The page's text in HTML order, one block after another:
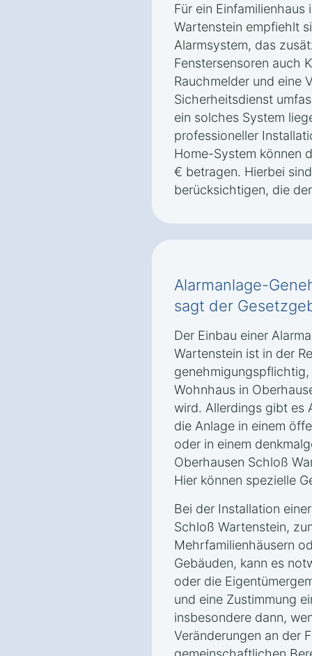
Für ein
Wartenstein empfiehlt
Alarmsystem, das
Fenstersensoren auch
Rauchmelder und eine
Sicherheitsdienst
ein solches System
professioneller
Home-System können
€ betragen. Hierbei
berücksichtigen, die
Alarmanlage-
sagt der
Der Einbau einer
Wartenstein ist in der
Wohnhaus in
wird. Allerdings gibt es
die Anlage in einem
oder in einem
Oberhausen Schloß
Hier können spezielle
Bei der Installation
Schloß Wartenstein,
Mehrfamilienhäusern
Gebäuden, kann es
oder die
und eine Zustimmung
insbesondere dann,
Veränderungen an der